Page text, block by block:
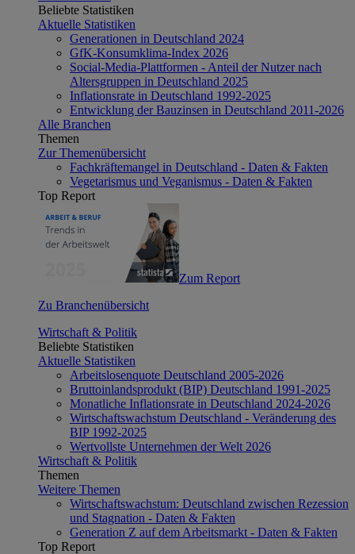
Beliebte Statistiken
Aktuelle Statistiken
Generationen in Deutschland 2024
GfK-Konsumklima-Index 2026
Social-Media-Plattformen - Anteil der Nutzer nach
Altersgruppen in Deutschland 2025
Inflationsrate in Deutschland 1992-2025
Entwicklung der Bauzinsen in Deutschland 2011-2026
Alle Branchen
Themen
Zur Themenübersicht
Fachkräftemangel in Deutschland - Daten & Fakten
Vegetarismus und Veganismus - Daten & Fakten
Top Report
Zum Report
Zu Branchenübersicht
Wirtschaft & Politik
Beliebte Statistiken
Aktuelle Statistiken
Arbeitslosenquote Deutschland 2005-2026
Bruttoinlandsprodukt (BIP) Deutschland 1991-2025
Monatliche Inflationsrate in Deutschland 2024-2026
Wirtschaftswachstum Deutschland - Veränderung des
BIP 1992-2025
Wertvollste Unternehmen der Welt 2026
Wirtschaft & Politik
Themen
Weitere Themen
Wirtschaftswachstum: Deutschland zwischen Rezession
und Stagnation - Daten & Fakten
Generation Z auf dem Arbeitsmarkt - Daten & Fakten
Top Report